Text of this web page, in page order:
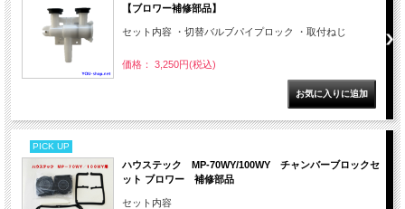
【ブロワー補修部品】
セット内容 ・切替バルブパイプロック ・取付ねじ
価格： 3,250円(税込)
PICK UP
ハウステック MP-70WY/100WY チャンバーブロックセ
ット ブロワー 補修部品
セット内容